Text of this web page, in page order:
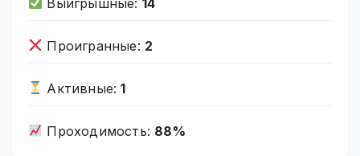
Проигранные: 2
Активные:1
Проходимость: 88%